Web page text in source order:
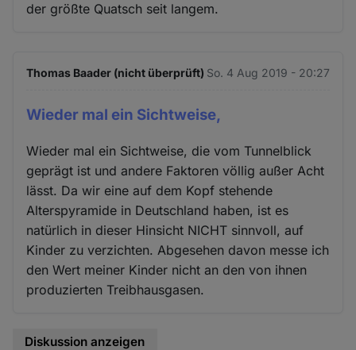
der größte Quatsch seit langem.
Thomas Baader (nicht überprüft) So. 4 Aug 2019 - 20:27
Wieder mal ein Sichtweise,
Wieder mal ein Sichtweise, die vom Tunnelblick
geprägt ist und andere Faktoren völlig außer Acht
lässt. Da wir eine auf dem Kopf stehende
Alterspyramide in Deutschland haben, ist es
natürlich in dieser Hinsicht NICHT sinnvoll, auf
Kinder zu verzichten. Abgesehen davon messe ich
den Wert meiner Kinder nicht an den von ihnen
produzierten Treibhausgasen.
Diskussion anzeigen